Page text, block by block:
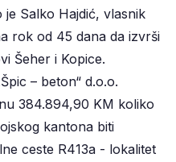
Salko Hajdić, vlasnik
rok od 45 dana da izvrši
Šeher i Kopice.
– beton“ d.o.o.
384.894,90 KM koliko
kantona biti
ceste R413a - lokalitet